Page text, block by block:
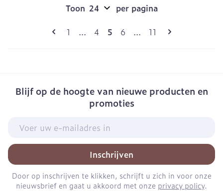
Pagina's
Pagina
1 ... Pagina
4 U lees momenteel pagina
5 Pagina
6 ... Pagina
11
Toon per pagina
Blijf op de hoogte van nieuwe producten en
promoties
Inschrijven
Door op inschrijven te klikken, schrijft u zich in voor onze
nieuwsbrief en gaat u akkoord met onze privacy policy.